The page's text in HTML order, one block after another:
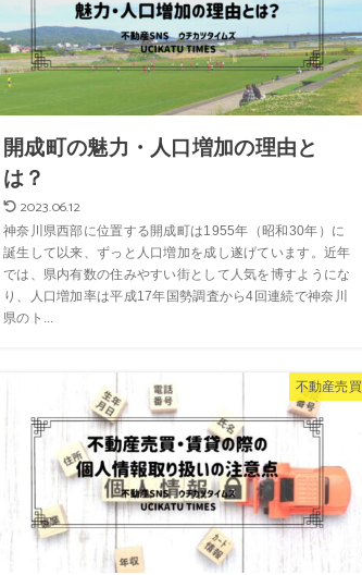
開成町の魅力・人口増加の理由と
は？
2023.06.12
神奈川県西部に位置する開成町は1955年（昭和30年）に
誕生して以来、ずっと人口増加を成し遂げています。近年
では、県内有数の住みやすい街として人気を博すようにな
り、人口増加率は平成17年国勢調査から4回連続で神奈川
県のト...
不動産売買